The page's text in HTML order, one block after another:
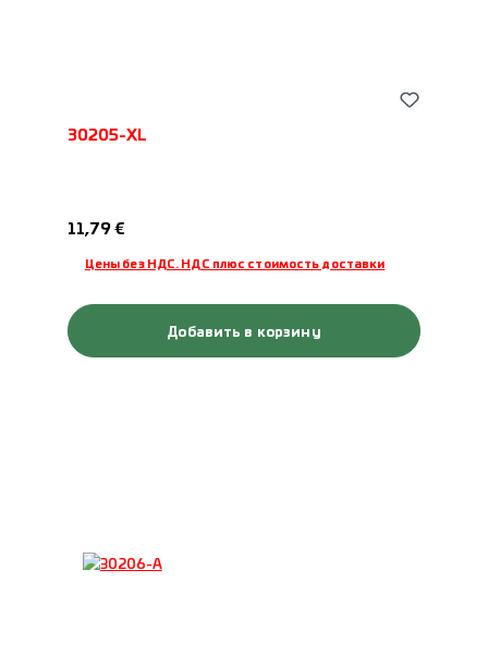
30205-XL
Обычная цена:
11,79 €
Цены без НДС. НДС плюс стоимость доставки
Добавить в корзину